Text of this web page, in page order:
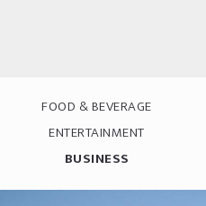
FOOD & BEVERAGE
ENTERTAINMENT
BUSINESS